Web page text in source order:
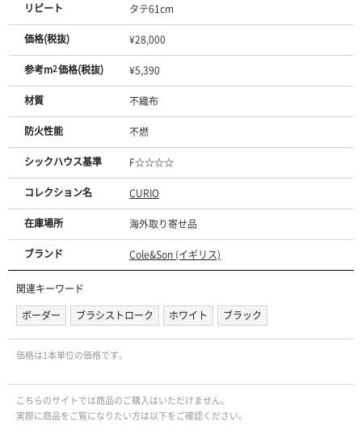
リピート タテ61cm
価格(税抜) ¥28,000
参考m2価格(税抜) ¥5,390
材質 不織布
防火性能 不燃
シックハウス基準 F☆☆☆☆
コレクション名 CURIO
在庫場所 海外取り寄せ品
ブランド Cole&Son (イギリス)
関連キーワード
ボーダー
ブラシストローク ホワイト ブラック
価格は1本単位の価格です。
こちらのサイトでは商品のご購入はいただけません。
実際に商品をご覧になりたい方は以下をご確認ください。